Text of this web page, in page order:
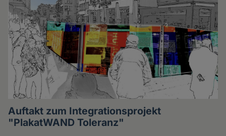
Auftakt zum Integrationsprojekt
"PlakatWAND Toleranz"